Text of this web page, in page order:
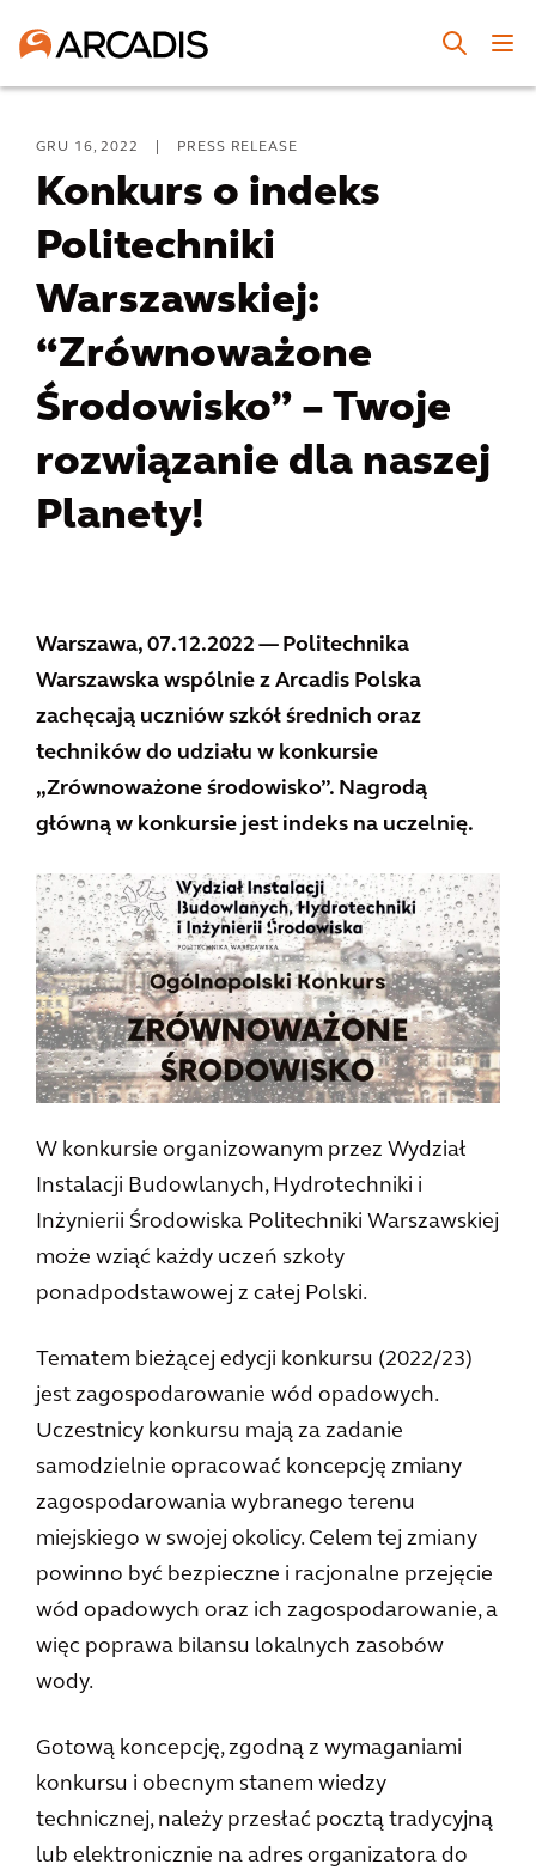
GRU 16, 2022 PRESS RELEASE
Konkurs o indeks
Politechniki
Warszawskiej:
“Zrównoważone
Środowisko” – Twoje
rozwiązanie dla naszej
Planety!
Warszawa, 07.12.2022 — Politechnika
Warszawska wspólnie z Arcadis Polska
zachęcają uczniów szkół średnich oraz
techników do udziału w konkursie
„Zrównoważone środowisko”. Nagrodą
główną w konkursie jest indeks na uczelnię.
W konkursie organizowanym przez Wydział
Instalacji Budowlanych, Hydrotechniki i
Inżynierii Środowiska Politechniki Warszawskiej
może wziąć każdy uczeń szkoły
ponadpodstawowej z całej Polski.
Tematem bieżącej edycji konkursu (2022/23)
jest zagospodarowanie wód opadowych.
Uczestnicy konkursu mają za zadanie
samodzielnie opracować koncepcję zmiany
zagospodarowania wybranego terenu
miejskiego w swojej okolicy. Celem tej zmiany
powinno być bezpieczne i racjonalne przejęcie
wód opadowych oraz ich zagospodarowanie, a
więc poprawa bilansu lokalnych zasobów
wody.
Gotową koncepcję, zgodną z wymaganiami
konkursu i obecnym stanem wiedzy
technicznej, należy przesłać pocztą tradycyjną
lub elektronicznie na adres organizatora do